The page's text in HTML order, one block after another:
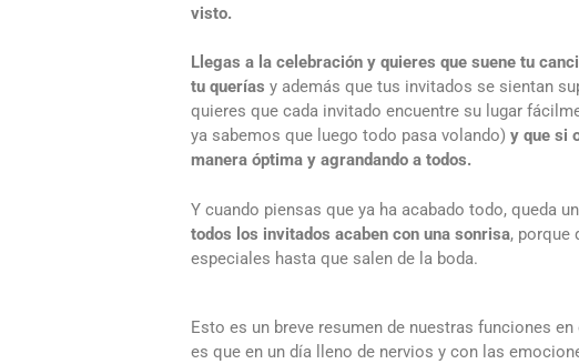
visto.
Llegas a la celebración y quieres que suene tu
tu querías y además que tus invitados se sientan
quieres que cada invitado encuentre su lugar
ya sabemos que luego todo pasa volando) y que si
manera óptima y agrandando a todos.
Y cuando piensas que ya ha acabado todo, queda
todos los invitados acaben con una sonrisa, porque
especiales hasta que salen de la boda.
Esto es un breve resumen de nuestras funciones
es que en un día lleno de nervios y con las